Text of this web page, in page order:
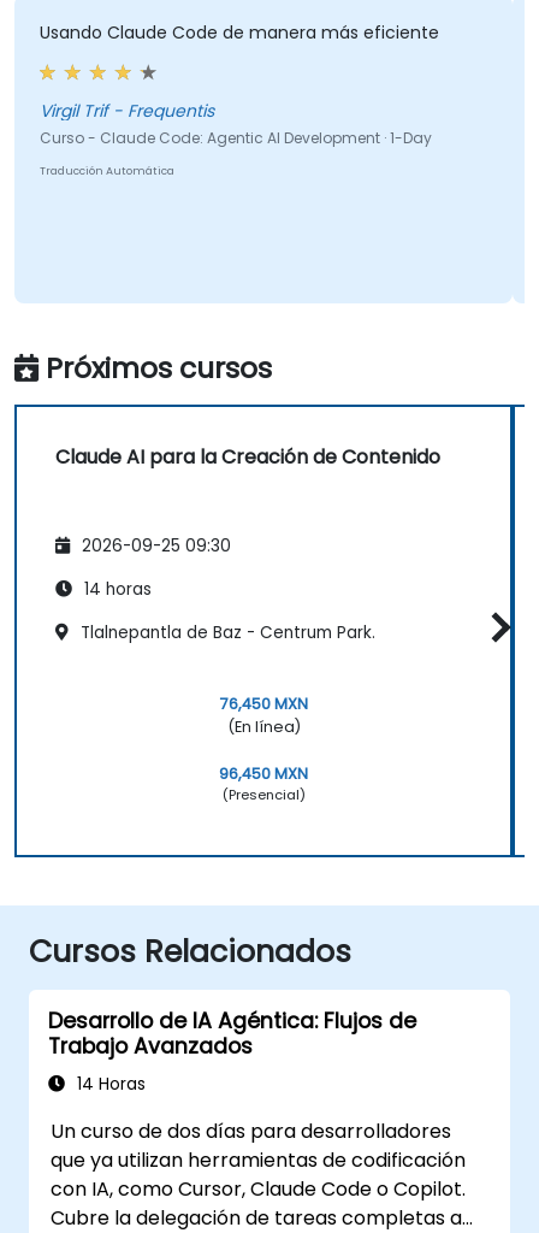
Usando Claude Code de manera más eficiente
Virgil Trif - Frequentis
Curso - Claude Code: Agentic AI Development · 1-Day
Traducción Automática
Próximos cursos
Claude AI para la Creación de Contenido
2026-09-25 09:30
14 horas
Tlalnepantla de Baz - Centrum Park.
76,450 MXN
(En línea)
96,450 MXN
(Presencial)
Cursos Relacionados
Desarrollo de IA Agéntica: Flujos de
Trabajo Avanzados
14 Horas
Un curso de dos días para desarrolladores
que ya utilizan herramientas de codificación
con IA, como Cursor, Claude Code o Copilot.
Cubre la delegación de tareas completas a